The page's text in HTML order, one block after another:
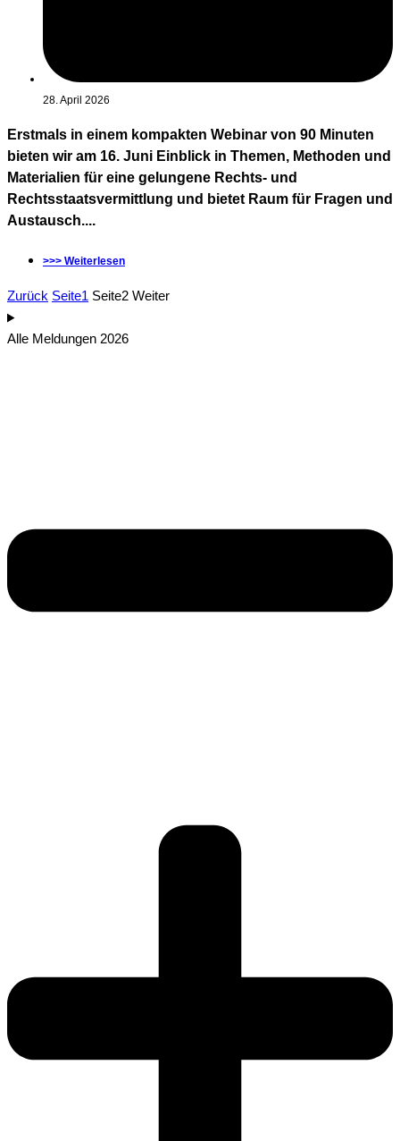
28. April 2026
Erstmals in einem kompakten Webinar von 90 Minuten
bieten wir am 16. Juni Einblick in Themen, Methoden und
Materialien für eine gelungene Rechts- und
Rechtsstaatsvermittlung und bietet Raum für Fragen und
Austausch....
>>> Weiterlesen
Zurück Seite1 Seite2 Weiter
Alle Meldungen 2026